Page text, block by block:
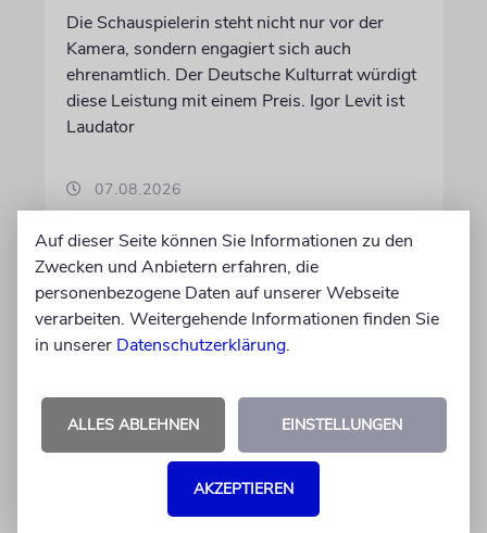
Die Schauspielerin steht nicht nur vor der
Kamera, sondern engagiert sich auch
ehrenamtlich. Der Deutsche Kulturrat würdigt
diese Leistung mit einem Preis. Igor Levit ist
Laudator
07.08.2026
Rapper Pashanim: »Free
Auf dieser Seite können Sie Informationen zu den
Zwecken und Anbietern erfahren, die
personenbezogene Daten auf unserer Webseite
verarbeiten. Weitergehende Informationen finden Sie
in unserer Datenschutzerklärung.
ALLES ABLEHNEN EINSTELLUNGEN
AKZEPTIEREN